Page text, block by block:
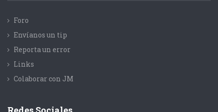
Foro
Envíanos un tip
Reporta un error
Links
Colaborar con JM